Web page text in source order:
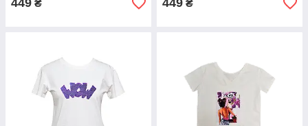
449 ₴ 449 ₴